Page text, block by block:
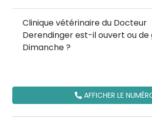
Clinique vétérinaire du Docteur
Derendinger est-il ouvert ou de
Dimanche ?
AFFICHER LE